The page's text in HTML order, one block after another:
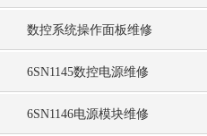
数控系统操作面板维修
6SN1145数控电源维修
6SN1146电源模块维修